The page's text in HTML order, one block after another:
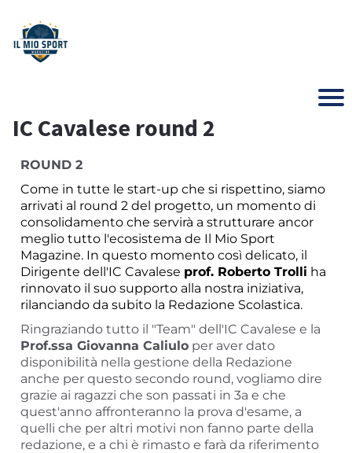
IC Cavalese round 2
ROUND 2
Come in tutte le start-up che si rispettino, siamo
arrivati al round 2 del progetto, un momento di
consolidamento che servirà a strutturare ancor
meglio tutto l'ecosistema de Il Mio Sport
Magazine. In questo momento così delicato, il
Dirigente dell'IC Cavalese prof. Roberto Trolli ha
rinnovato il suo supporto alla nostra iniziativa,
rilanciando da subito la Redazione Scolastica.
Ringraziando tutto il "Team" dell'IC Cavalese e la
Prof.ssa Giovanna Caliulo per aver dato
disponibilità nella gestione della Redazione
anche per questo secondo round, vogliamo dire
grazie ai ragazzi che son passati in 3a e che
quest'anno affronteranno la prova d'esame, a
quelli che per altri motivi non fanno parte della
redazione, e a chi è rimasto e farà da riferimento